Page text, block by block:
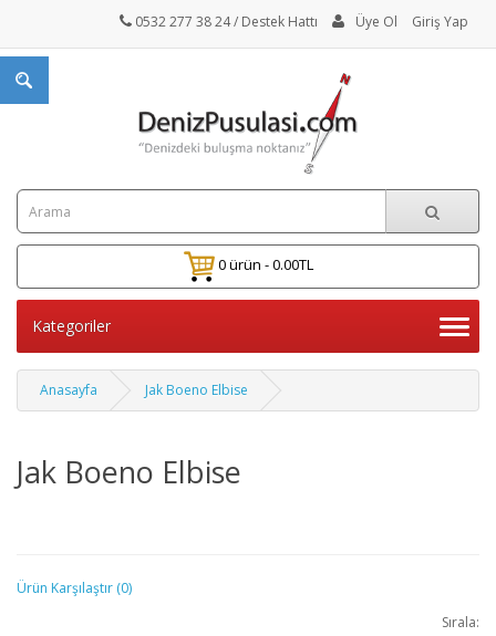
0532 277 38 24/ Destek Hattı Üye Ol Giriş Yap
0 ürün - 0.00TL
Kategoriler
Anasayfa Jak Boeno Elbise
Jak Boeno Elbise
Ürün Karşılaştır (0)
Sırala: